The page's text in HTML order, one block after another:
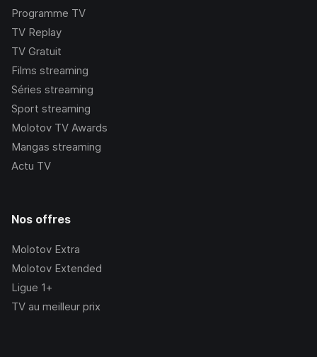
Programme TV
TV Replay
TV Gratuit
Films streaming
Séries streaming
Sport streaming
Molotov TV Awards
Mangas streaming
Actu TV
Nos offres
Molotov Extra
Molotov Extended
Ligue 1+
TV au meilleur prix